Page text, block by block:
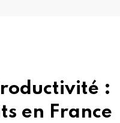
:
en France